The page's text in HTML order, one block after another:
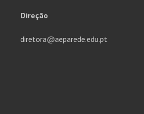
Direção
diretora@aeparede.edu.pt